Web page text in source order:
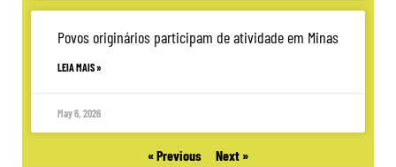
Povos originários participam de atividade em Minas
LEIA MAIS »
May 6, 2026
« Previous Next »